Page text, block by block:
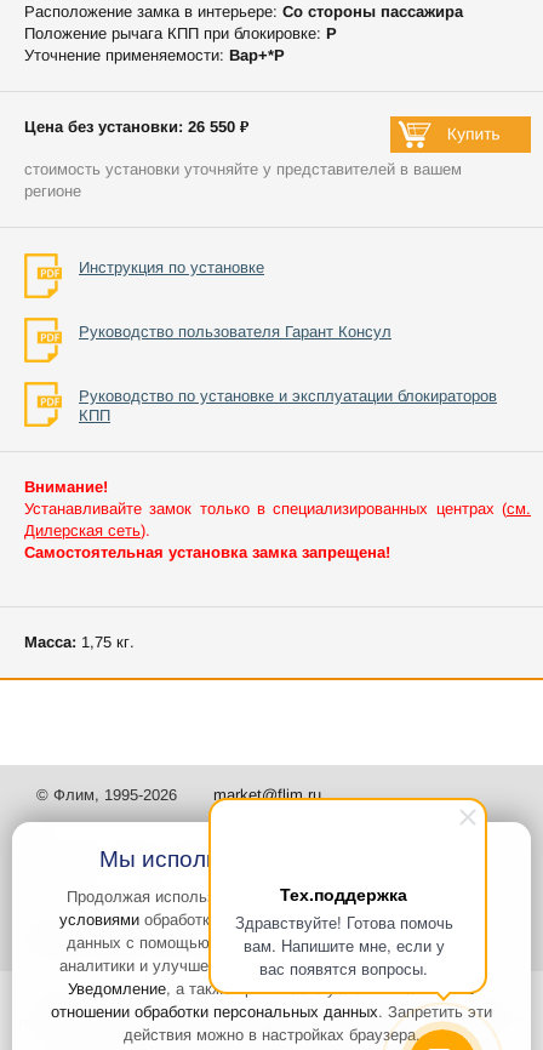
Тех.поддержка
Здравствуйте! Готова помочь
вам. Напишите мне, если у
вас появятся вопросы.
Расположение замка в интерьере: Со стороны пассажира
Положение рычага КПП при блокировке: P
Уточнение применяемости: Вар+*P
Цена без установки: 26 550 ₽
стоимость установки уточняйте у представителей в вашем
регионе
Инструкция по установке
Руководство пользователя Гарант Консул
Руководство по установке и эксплуатации блокираторов
КПП
Внимание!
Устанавливайте замок только в специализированных центрах (см.
Дилерская сеть).
Самостоятельная установка замка запрещена!
Масса: 1,75 кг.
© Флим, 1995-2026 market@flim.ru
Задать вопрос Контакты
Интернет-сайт носит информационный характер и не является
публичной офертой, которая определяется положениями статьи 437
Гражданского кодекса РФ. Информация о характеристиках и
Мы используем файлы Cookies
Продолжая использовать наш сайт, высоглашаетесь с
условиями обработки cookie-файлов и пользовательских
данных с помощью Яндекс.Метрика, необходимых для
аналитики и улучшения качества работы сайта и сервиса
Уведомление, а также принимаете условияПолитики в
отношении обработки персональных данных. Запретить эти
действия можно в настройках браузера.